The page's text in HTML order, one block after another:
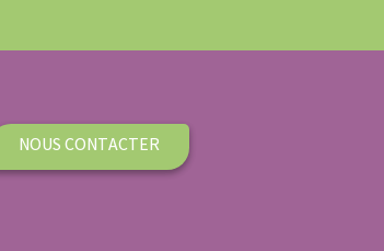
NOUS CONTACTER